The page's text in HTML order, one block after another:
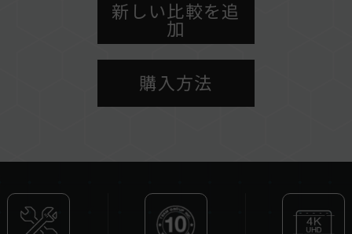
10年保証と耐久性のあるデザイン、完全な保護
メモリカードモニタリング特許
台湾発明専利（証明書番号：I863574）
新しい比較を追
加
購入方法